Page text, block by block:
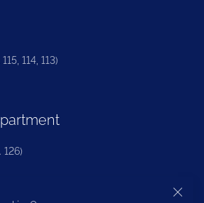
114, 113)
126)
Rights Protection